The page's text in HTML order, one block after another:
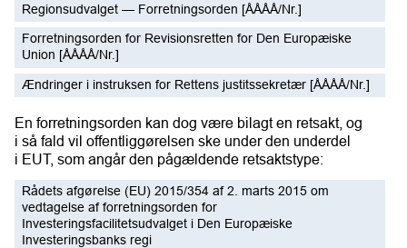
Regionsudvalget — Forretningsorden [ÅÅÅÅ/Nr.]
Forretningsorden for Revisionsretten for Den Europæiske
Union [ÅÅÅÅ/Nr.]
Ændringer i instruksen for Rettens justitssekretær [ÅÅÅÅ/Nr.]
En forretningsorden kan dog være bilagt en retsakt, og
i så fald vil offentliggørelsen ske under den underdel
i EUT, som angår den pågældende retsaktstype:
Rådets afgørelse (EU) 2015/354 af 2. marts 2015 om
vedtagelse af forretningsorden for
Investeringsfacilitetsudvalget i Den Europæiske
Investeringsbanks regi